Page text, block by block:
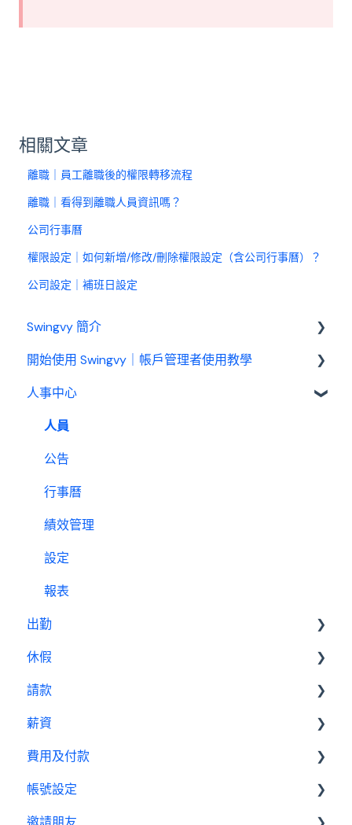
相關文章
離職｜員工離職後的權限轉移流程
離職｜看得到離職人員資訊嗎？
公司行事曆
權限設定｜如何新增/修改/刪除權限設定（含公司行事曆）？
公司設定｜補班日設定
Swingvy 簡介
認識 Swingvy
開始使用 Swingvy｜帳戶管理者使用教學
Swingvy 新手教學｜所有你需要的教學影片都在
人事中心
人員
公告
行事曆
績效管理
設定
報表
出勤
基本設定
出勤管理者
我是員工
休假
基本設置
休假管理員
請款
請款管理員
薪資
基本設置
薪資管理員
費用及付款
訂閱相關
帳號設定